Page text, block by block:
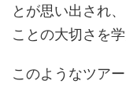
とが思い出され
ことの大切さを
このようなツア